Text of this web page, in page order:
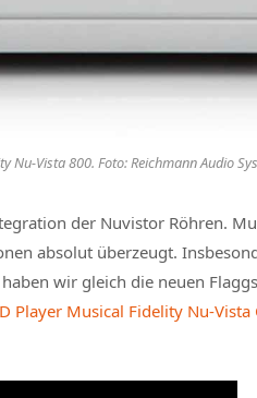
Nu-Vista 800. Foto: Reichmann Audio
der Nuvistor Röhren.
absolut überzeugt.
wir gleich die neuen
Player Musical Fidelity Nu-Vista